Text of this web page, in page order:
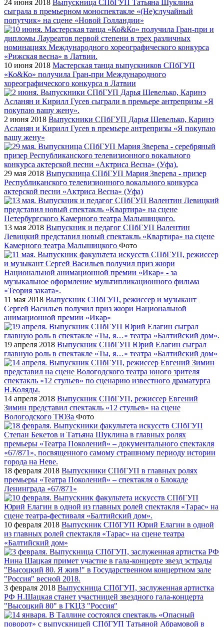
24 июня 2018 Выпускница СПбГУП Татьяна Шуклина
сыграла в премьерном моноспектакле «(Не)случайный
попутчик» на сцене «Новой Голландии»
10 июня 2018 Мастерская танца выпускников СПбГУП
«Ко&Ко» получила Гран-при Международного
хореографического конкурса в Латвии
2 июня 2018 Выпускники СПбГУП Дарья Шевелько, Каринэ
Асланян и Кирилл Гусев в премьере антрепризы «Я покупаю
вашу жену»
29 мая 2018 Выпускница СПбГУП Мария Зверева - призер
Республиканского телевизионного вокального конкурса
актерской песни «Актриса Весна» (Уфа)
13 мая 2018 Выпускник и педагог СПбГУП Валентин
Левицкий представил новый спектакль «Квартира» на сцене
Камерного театра Малышицкого Фото
11 мая 2018 Выпускник СПбГУП, режиссер и музыкант
Сергей Васильев получил приз жюри Национальной
анимационной премии «Икар»
19 апреля 2018 Выпускник СПбГУП Юрий Елагин сыграл
главную роль в спектакле «Ты, я…» театра «Балтийский дом»
14 апреля 2018 Выпускник СПбГУП, режиссер Евгений
Зимин представил спектакль «12 стульев» на сцене
Вологодского ТЮЗа Фото
18 февраля 2018 Выпускники СПбГУП в главных ролях
премьеры «Театра Поколений» – спектакля о Блокаде
Ленинграда «67/871»
10 февраля 2018 Выпускник СПбГУП Юрий Елагин в одной
из главных ролей спектакля «Тарас» на сцене театра
«Балтийский дом»
3 февраля 2018 Выпускница СПбГУП, заслуженная артистка
РФ Н.Шацкая станет участницей звездного гала-концерта
"Высоцкий 80" в ГКЦЗ "Россия"